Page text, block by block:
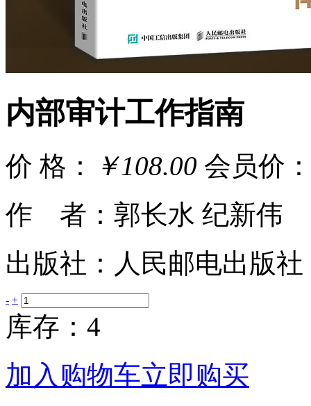
内部审计工作指南
价 格： ￥108.00 会员价
作 者：郭长水 纪新伟
出版社：人民邮电出版社
- +
库存：4
加入购物车立即购买